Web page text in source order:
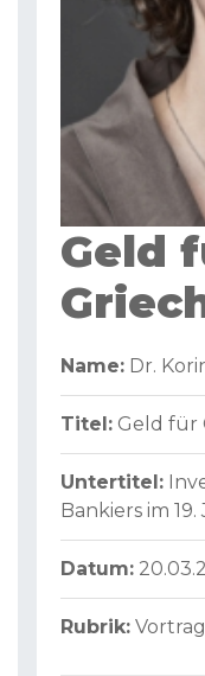
Geld
Name: Dr.
Titel: Geld für
Untertitel:
Bankiers im
Datum:
Rubrik: Vortrag